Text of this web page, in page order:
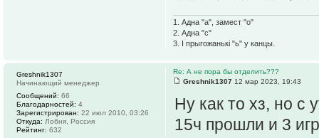
1. Адна "а", замест "о"
2. Адна "с"
3. І прыгожанькі "ь" у канцы.
Re: А не пора бы отделить???
Greshnik1307 12 мар 2023, 19:43
Ну как то хз, но с
15ч прошли и 3
Greshnik1307
Начинающий менеджер
Сообщений: 66
Благодарностей: 4
Зарегистрирован: 22 июл 2010, 03:26
Откуда: Лобня, Россия
Рейтинг: 632